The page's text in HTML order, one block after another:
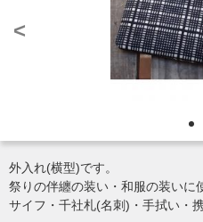
<
外入れ(横型)です。
祭りの伴纏の装い・和服の装いに
サイフ・千社札(名刺)・手拭い・